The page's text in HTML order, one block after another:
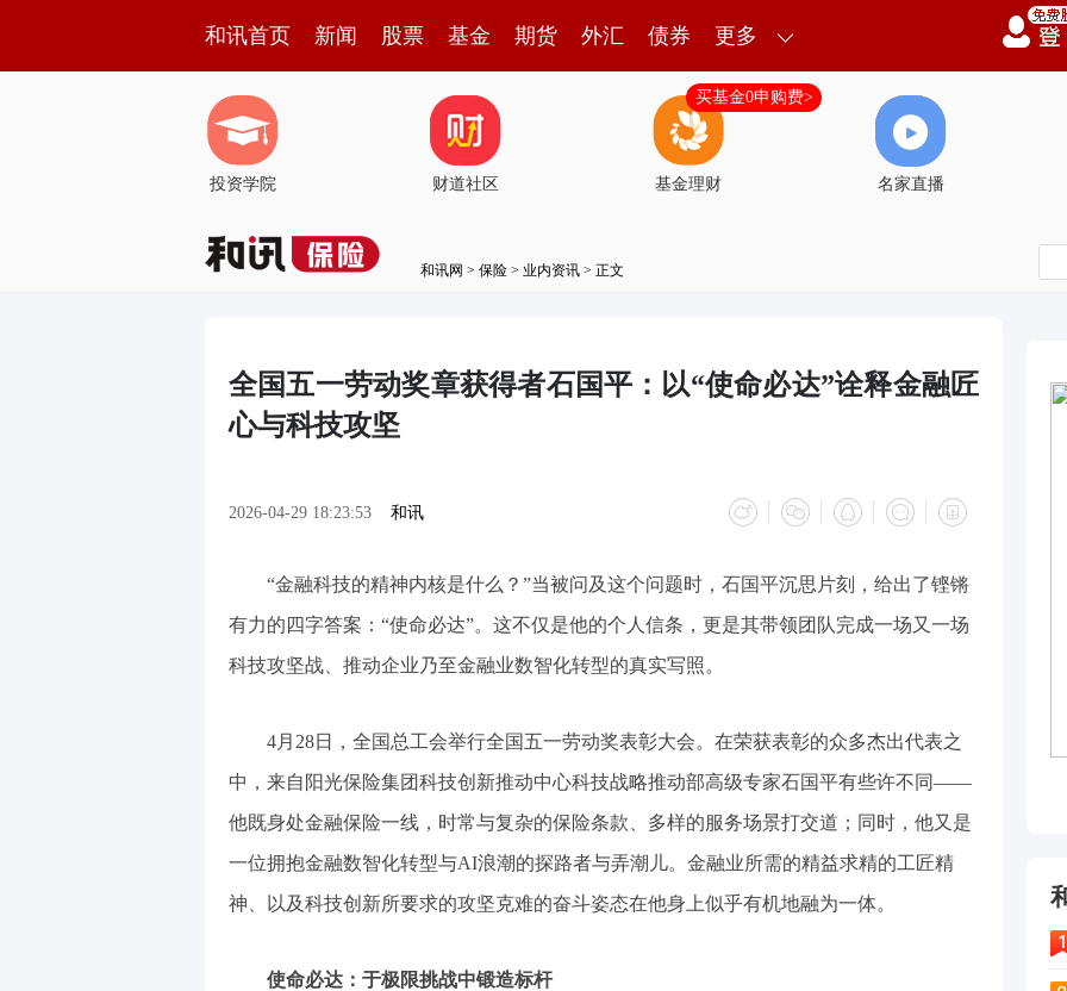
和讯首页 新闻 股票 基金 期货 外汇 债券 更多
投资学院 财道社区 基金理财
买基金0申购费>
名家直播
和讯网 > 保险 > 业内资讯 > 正文
全国五一劳动奖章获得者石国平：以“使命必达”诠释金融匠
心与科技攻坚
2026-04-29 18:23:53 和讯
“金融科技的精神内核是什么？”当被问及这个问题时，石国平沉思片刻，给出了铿锵
有力的四字答案：“使命必达”。这不仅是他的个人信条，更是其带领团队完成一场又一场
科技攻坚战、推动企业乃至金融业数智化转型的真实写照。
4月28日，全国总工会举行全国五一劳动奖表彰大会。在荣获表彰的众多杰出代表之
中，来自阳光保险集团科技创新推动中心科技战略推动部高级专家石国平有些许不同——
他既身处金融保险一线，时常与复杂的保险条款、多样的服务场景打交道；同时，他又是
一位拥抱金融数智化转型与AI浪潮的探路者与弄潮儿。金融业所需的精益求精的工匠精
神、以及科技创新所要求的攻坚克难的奋斗姿态在他身上似乎有机地融为一体。
使命必达：于极限挑战中锻造标杆